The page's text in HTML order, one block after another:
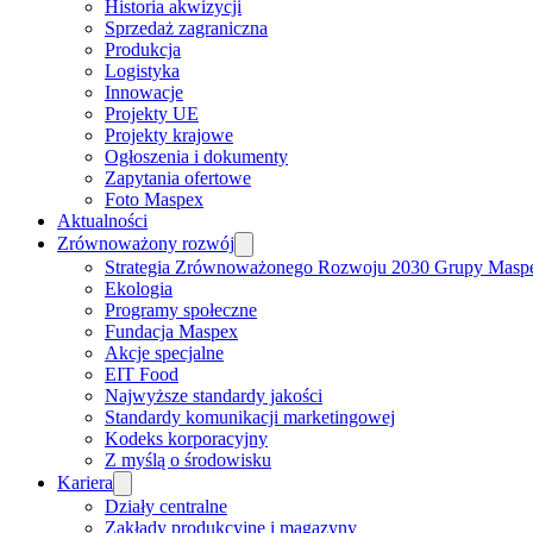
Historia akwizycji
Sprzedaż zagraniczna
Produkcja
Logistyka
Innowacje
Projekty UE
Projekty krajowe
Ogłoszenia i dokumenty
Zapytania ofertowe
Foto Maspex
Aktualności
Zrównoważony rozwój
Strategia Zrównoważonego Rozwoju 2030 Grupy
Ekologia
Programy społeczne
Fundacja Maspex
Akcje specjalne
EIT Food
Najwyższe standardy jakości
Standardy komunikacji marketingowej
Kodeks korporacyjny
Z myślą o środowisku
Kariera
Działy centralne
Zakłady produkcyjne i magazyny